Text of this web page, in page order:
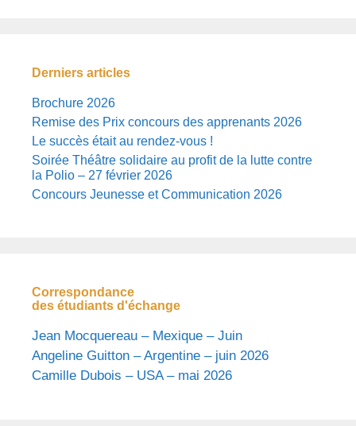
Derniers articles
Brochure 2026
Remise des Prix concours des apprenants 2026
Le succès était au rendez-vous !
Soirée Théâtre solidaire au profit de la lutte contre
la Polio – 27 février 2026
Concours Jeunesse et Communication 2026
Correspondance
des étudiants d'échange
Jean Mocquereau – Mexique – Juin
Angeline Guitton – Argentine – juin 2026
Camille Dubois – USA – mai 2026